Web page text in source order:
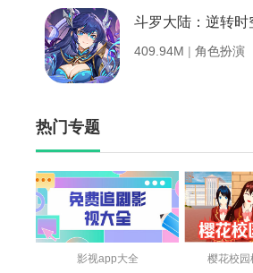
斗罗大陆：逆转时
409.94M | 角色扮演
热门专题
影视app大全 樱花校园